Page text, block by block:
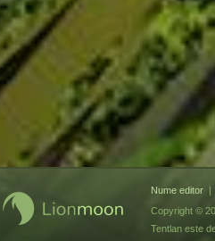
Nume editor |
Copyright ©
Tentlan este